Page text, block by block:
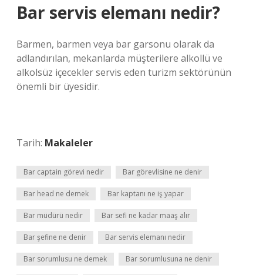
Bar servis elemanı nedir?
Barmen, barmen veya bar garsonu olarak da
adlandırılan, mekanlarda müşterilere alkollü ve
alkolsüz içecekler servis eden turizm sektörünün
önemli bir üyesidir.
Tarih: Makaleler
Bar captain görevi nedir Bar görevlisine ne denir
Bar head ne demek Bar kaptanı ne iş yapar
Bar müdürü nedir Bar sefi ne kadar maaş alır
Bar şefine ne denir Bar servis elemanı nedir
Bar sorumlusu ne demek Bar sorumlusuna ne denir